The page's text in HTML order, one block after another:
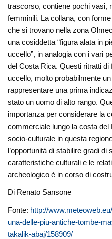
trascorso, contiene pochi vasi,
femminili. La collana, con
che si trovano nella zona
una cosiddetta “figura alata in
uccello”, in analogia con i vari
del Costa Rica. Questi ritratti
uccello, molto probabilmente
rappresentare una prima
stato un uomo di alto rango.
importanza per considerare la
commerciale lungo la costa del
socio-culturale in questa
l’opportunità di stabilire gradi
caratteristiche culturali e le
archeologico è in corso di
Di Renato Sansone
Fonte: http://
una-delle-piu-antiche-tombe-
takalik-abaj/158909/